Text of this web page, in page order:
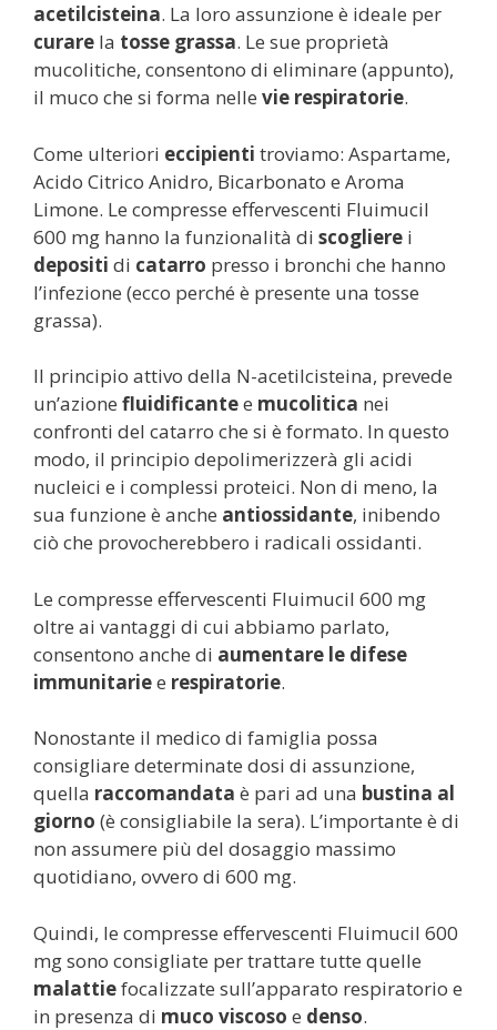
acetilcisteina. La loro assunzione è ideale per
curare la tosse grassa. Le sue proprietà
mucolitiche, consentono di eliminare (appunto),
il muco che si forma nelle vie respiratorie.
Come ulteriori eccipienti troviamo: Aspartame,
Acido Citrico Anidro, Bicarbonato e Aroma
Limone. Le compresse effervescenti Fluimucil
600 mg hanno la funzionalità di scogliere i
depositi di catarro presso i bronchi che hanno
l’infezione (ecco perché è presente una tosse
grassa).
Il principio attivo della N-acetilcisteina, prevede
un’azione fluidificantee mucolitica nei
confronti del catarro che si è formato. In questo
modo, il principio depolimerizzerà gli acidi
nucleici e i complessi proteici. Non di meno, la
sua funzione è anche antiossidante, inibendo
ciò che provocherebbero i radicali ossidanti.
Le compresse effervescenti Fluimucil 600 mg
oltre ai vantaggi di cui abbiamo parlato,
consentono anche di aumentare le difese
immunitariee respiratorie.
Nonostante il medico di famiglia possa
consigliare determinate dosi di assunzione,
quella raccomandata è pari ad una bustina al
giorno (è consigliabile la sera). L’importante è di
non assumere più del dosaggio massimo
quotidiano, ovvero di 600 mg.
Quindi, le compresse effervescenti Fluimucil 600
mg sono consigliate per trattare tutte quelle
malattiefocalizzate sull’apparato respiratorio e
in presenza di muco viscoso e denso.